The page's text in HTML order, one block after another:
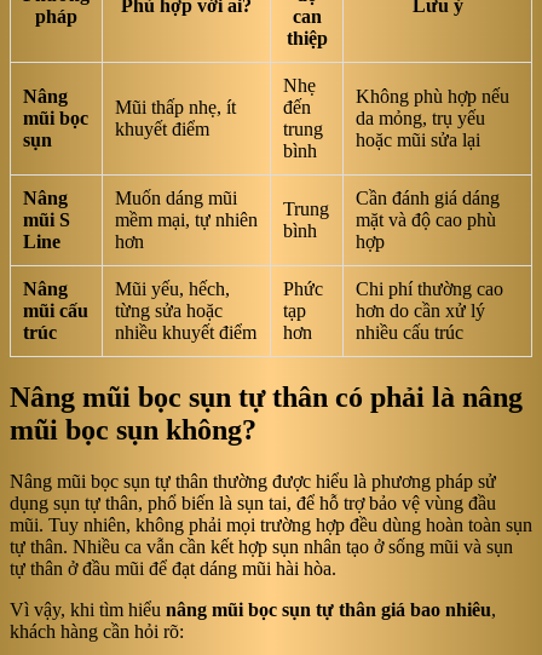
pháp
Phù hợp với ai?
can
thiệp
Lưu ý
Nâng
mũi bọc
sụn
Mũi thấp nhẹ, ít
khuyết điểm
Nhẹ
đến
trung
bình
Không phù hợp nếu
da mỏng, trụ yếu
hoặc mũi sửa lại
Nâng
mũi S
Line
Muốn dáng mũi
mềm mại, tự nhiên
hơn
Trung
bình
Cần đánh giá dáng
mặt và độ cao phù
hợp
Nâng
mũi cấu
trúc
Mũi yếu, hếch,
từng sửa hoặc
nhiều khuyết điểm
Phức
tạp
hơn
Chi phí thường cao
hơn do cần xử lý
nhiều cấu trúc
Nâng mũi bọc sụn tự thân có phải là nâng
mũi bọc sụn không?
Nâng mũi bọc sụn tự thân thường được hiểu là phương pháp sử
dụng sụn tự thân, phổ biến là sụn tai, để hỗ trợ bảo vệ vùng đầu
mũi. Tuy nhiên, không phải mọi trường hợp đều dùng hoàn toàn sụn
tự thân. Nhiều ca vẫn cần kết hợp sụn nhân tạo ở sống mũi và sụn
tự thân ở đầu mũi để đạt dáng mũi hài hòa.
Vì vậy, khi tìm hiểu nâng mũi bọc sụn tự thân giá bao nhiêu,
khách hàng cần hỏi rõ: